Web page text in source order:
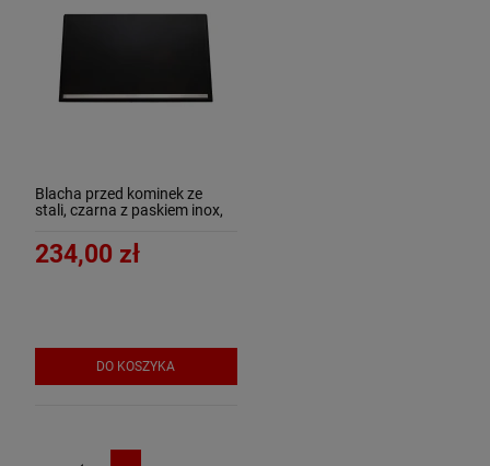
Blacha przed kominek ze
stali, czarna z paskiem inox,
CZ/IN-K
234,00 zł
DO KOSZYKA